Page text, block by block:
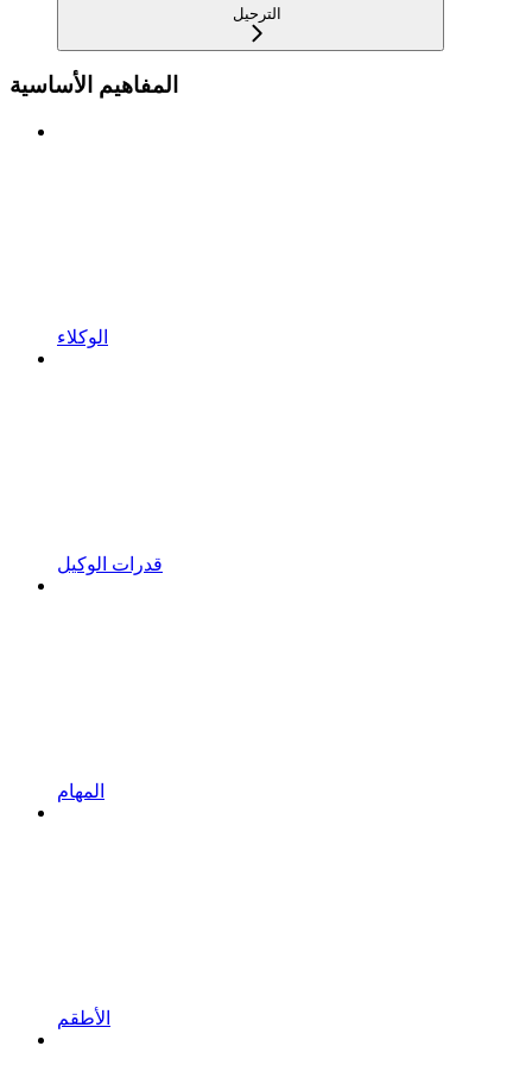
الترحيل
المفاهيم الأساسية
الوكلاء
قدرات الوكيل
المهام
الأطقم